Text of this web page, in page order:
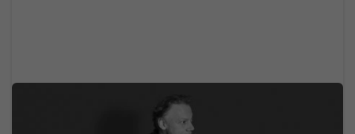
Zomrel svetoznámy hudobný velikán. Stál za
legendárnymi hitmi Madonny, U2 či Brintey